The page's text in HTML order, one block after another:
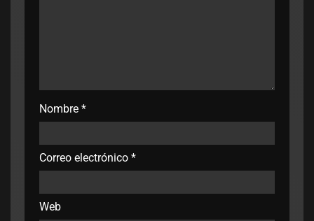
Nombre *
Correo electrónico *
Web